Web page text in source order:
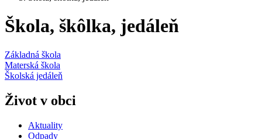
Škola, škôlka, jedáleň
Základná škola
Materská škola
Školská jedáleň
Život v obci
Aktuality
Odpady